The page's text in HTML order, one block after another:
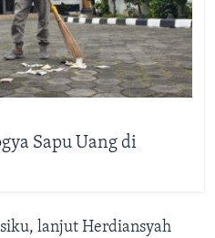
Sapu Uang di
lanjut Herdiansyah